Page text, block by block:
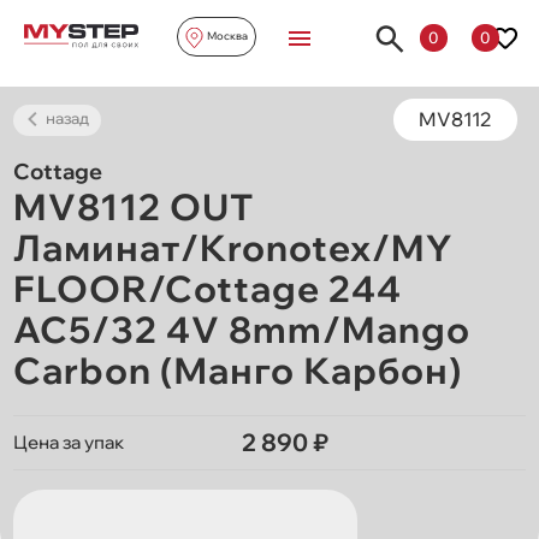
Москва 0 0
назад MV8112
Cottage
MV8112 OUT
Ламинат/Kronotex/MY
FLOOR/Cottage 244
AC5/32 4V 8mm/Mango
Carbon (Манго Карбон)
Цена за упак 2 890 ₽